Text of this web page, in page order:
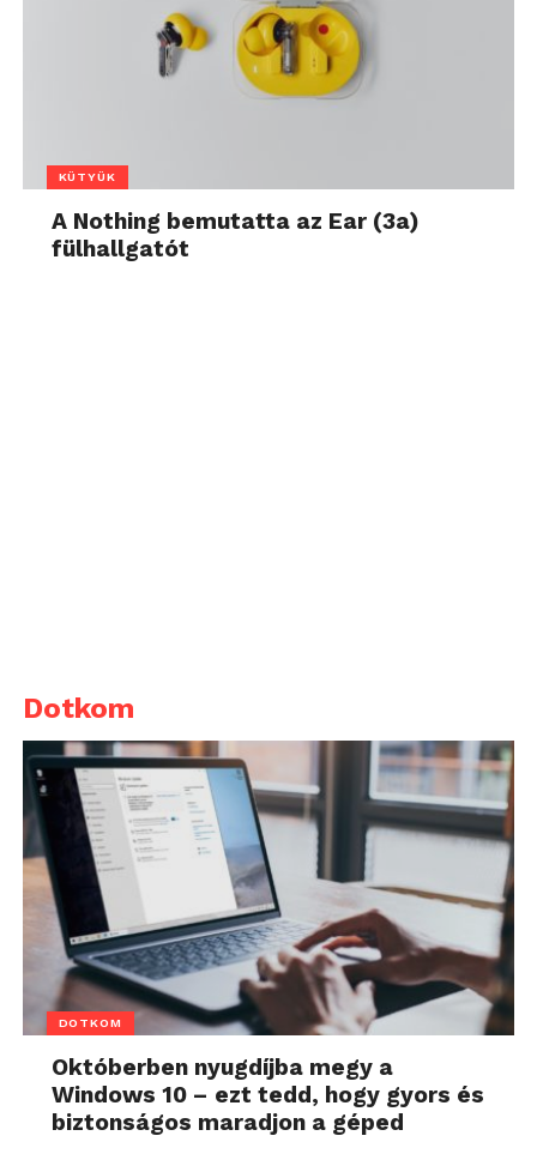
KÜTYÜK
A Nothing bemutatta az Ear (3a)
fülhallgatót
Dotkom
DOTKOM
Októberben nyugdíjba megy a
Windows 10 – ezt tedd, hogy gyors és
biztonságos maradjon a géped